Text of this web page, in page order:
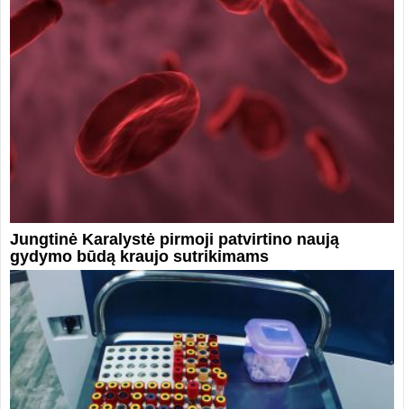
Jungtinė Karalystė pirmoji patvirtino naują
gydymo būdą kraujo sutrikimams